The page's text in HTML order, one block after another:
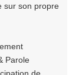
sur son propre
Parole
de